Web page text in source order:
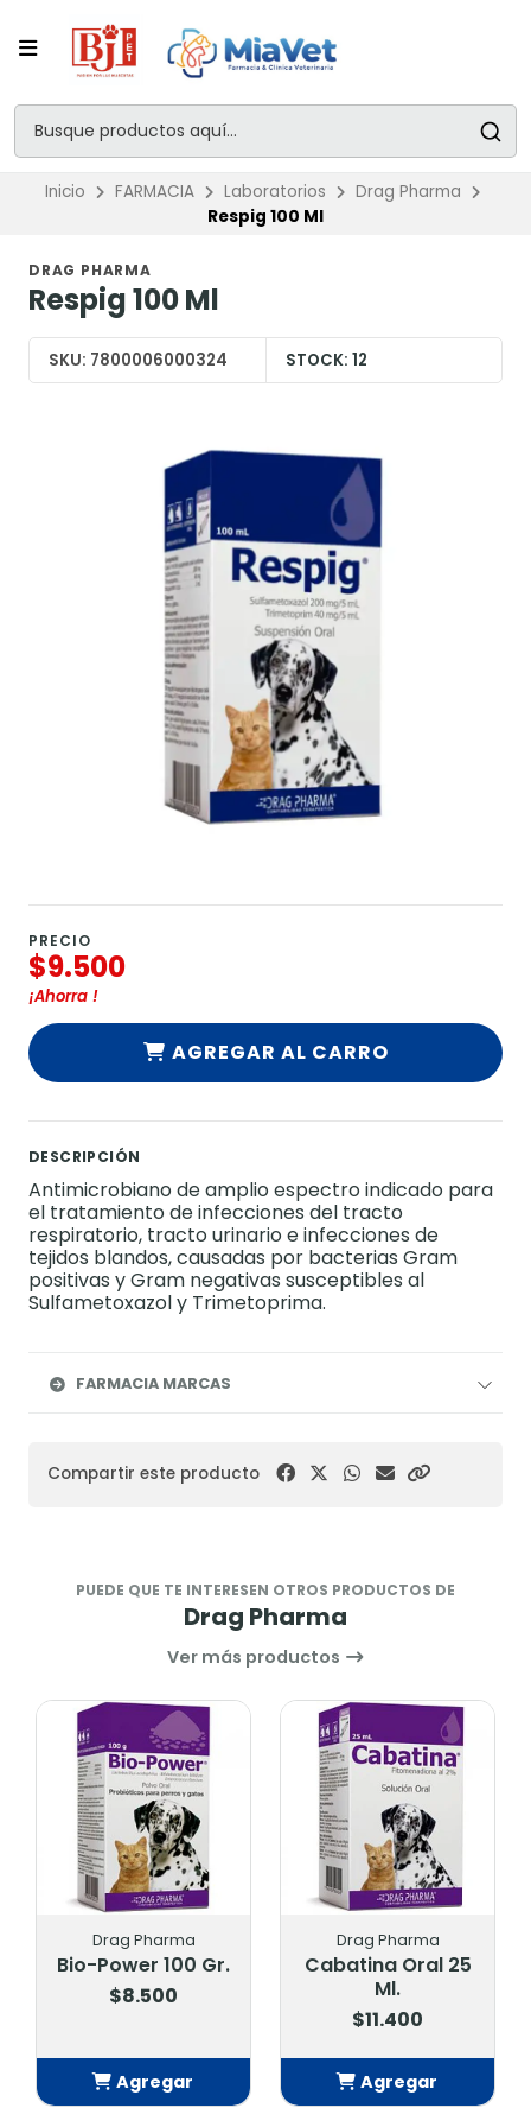
Inicio FARMACIA Laboratorios
Drag Pharma
Respig 100 Ml
DRAG PHARMA
Respig 100 Ml
SKU: 7800006000324 STOCK: 12
PRECIO
$9.500
¡Ahorra !
AGREGAR AL CARRO
DESCRIPCIÓN
Antimicrobiano de amplio espectro indicado para
el tratamiento de infecciones del tracto
respiratorio, tracto urinario e infecciones de
tejidos blandos, causadas por bacterias Gram
positivas y Gram negativas susceptibles al
Sulfametoxazol y Trimetoprima.
FARMACIA MARCAS
Compartir este producto
PUEDE QUE TE INTERESEN OTROS PRODUCTOS DE
Drag Pharma
Ver más productos
Drag Pharma
Bio-Power 100 Gr.
$8.500
Agregar
Drag Pharma
Cabatina Oral 25
Ml.
$11.400
Agregar